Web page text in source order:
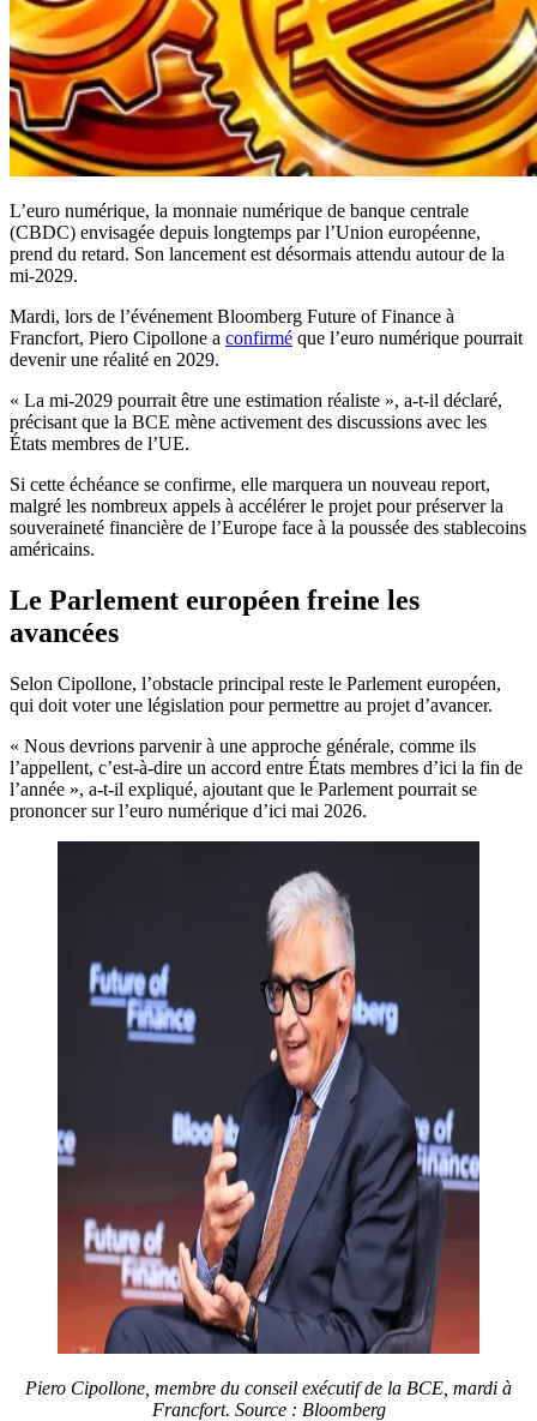
L’euro numérique, la monnaie numérique de banque centrale
(CBDC) envisagée depuis longtemps par l’Union européenne,
prend du retard. Son lancement est désormais attendu autour de la
mi-2029.
Mardi, lors de l’événement Bloomberg Future of Finance à
Francfort, Piero Cipollone a confirmé que l’euro numérique pourrait
devenir une réalité en 2029.
« La mi-2029 pourrait être une estimation réaliste », a-t-il déclaré,
précisant que la BCE mène activement des discussions avec les
États membres de l’UE.
Si cette échéance se confirme, elle marquera un nouveau report,
malgré les nombreux appels à accélérer le projet pour préserver la
souveraineté financière de l’Europe face à la poussée des stablecoins
américains.
Le Parlement européen freine les
avancées
Selon Cipollone, l’obstacle principal reste le Parlement européen,
qui doit voter une législation pour permettre au projet d’avancer.
« Nous devrions parvenir à une approche générale, comme ils
l’appellent, c’est-à-dire un accord entre États membres d’ici la fin de
l’année », a-t-il expliqué, ajoutant que le Parlement pourrait se
prononcer sur l’euro numérique d’ici mai 2026.
Piero Cipollone, membre du conseil exécutif de la BCE, mardi à
Francfort. Source : Bloomberg